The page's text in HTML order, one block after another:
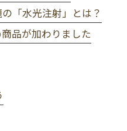
「水光注射」とは？
品が加わりました